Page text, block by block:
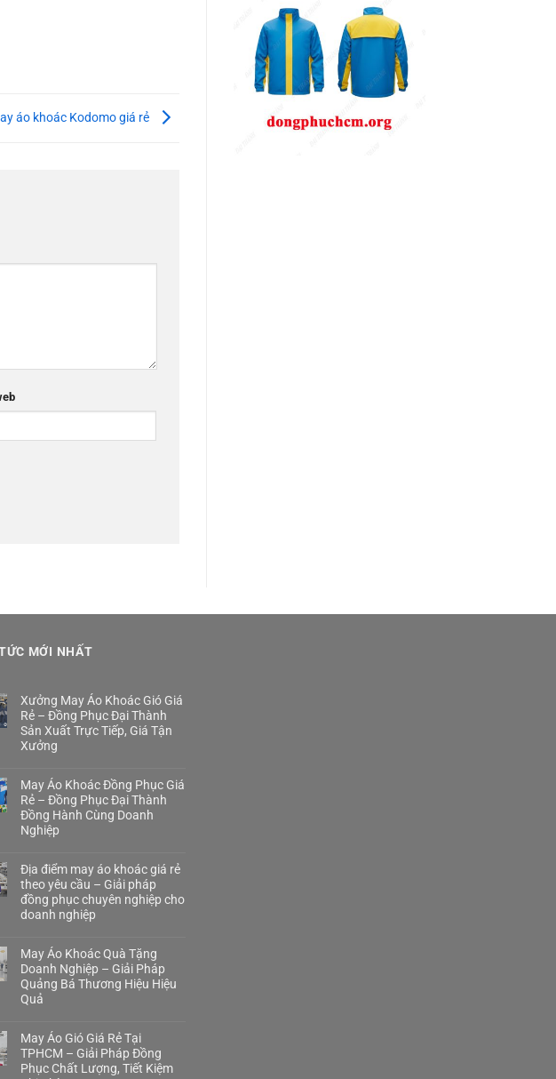
áo khoác Kodomo giá rẻ
MỚI NHẤT
Xưởng May Áo Khoác Gió Giá
Rẻ – Đồng Phục Đại Thành
Sản Xuất Trực Tiếp, Giá Tận
Xưởng
May Áo Khoác Đồng Phục Giá
Rẻ – Đồng Phục Đại Thành
Đồng Hành Cùng Doanh
Nghiệp
Địa điểm may áo khoác giá rẻ
theo yêu cầu – Giải pháp
đồng phục chuyên nghiệp cho
doanh nghiệp
May Áo Khoác Quà Tặng
Doanh Nghiệp – Giải Pháp
Quảng Bá Thương Hiệu Hiệu
Quả
May Áo Gió Giá Rẻ Tại
TPHCM – Giải Pháp Đồng
Phục Chất Lượng, Tiết Kiệm